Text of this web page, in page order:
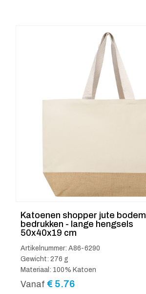
Katoenen shopper jute bodem
bedrukken - lange hengsels
50x40x19 cm
Artikelnummer: A86-6290
Gewicht: 276 g
Materiaal: 100% Katoen
Vanaf € 5.76